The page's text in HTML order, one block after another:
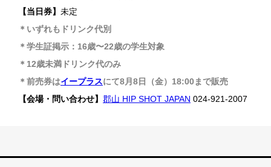
【当日券】 未定
＊いずれもドリンク代別
＊学生証掲示：16歳〜22歳の学生対象
＊12歳未満ドリンク代のみ
＊前売券はイープラスにて8月8日（金）18:00まで販売
【会場・問い合わせ】 郡山 HIP SHOT JAPAN 024-921-2007